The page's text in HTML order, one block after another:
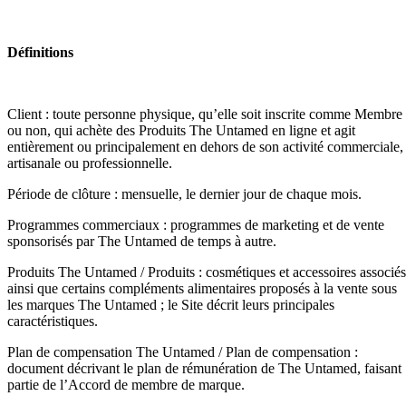
Définitions
Client : toute personne physique, qu’elle soit inscrite comme Membre
ou non, qui achète des Produits The Untamed en ligne et agit
entièrement ou principalement en dehors de son activité commerciale,
artisanale ou professionnelle.
Période de clôture : mensuelle, le dernier jour de chaque mois.
Programmes commerciaux : programmes de marketing et de vente
sponsorisés par The Untamed de temps à autre.
Produits The Untamed / Produits : cosmétiques et accessoires
ainsi que certains compléments alimentaires proposés à la vente sous
les marques The Untamed ; le Site décrit leurs principales
caractéristiques.
Plan de compensation The Untamed / Plan de compensation :
document décrivant le plan de rémunération de The Untamed, faisant
partie de l’Accord de membre de marque.